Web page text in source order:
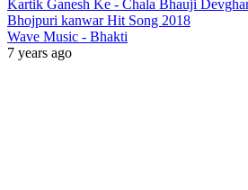
Kartik Ganesh Ke - Chala Bhauji
Bhojpuri kanwar Hit Song 2018
Wave Music - Bhakti
7 years ago